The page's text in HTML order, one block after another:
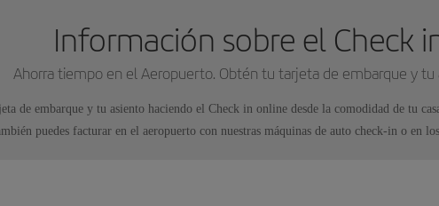
Información sobre el Check
Ahorra tiempo en el Aeropuerto. Obtén tu tarjeta de embarque y tu
de embarque y tu asiento haciendo el Check in online desde la comodidad de tu
puedes facturar en el aeropuerto con nuestras máquinas de auto check-in o en